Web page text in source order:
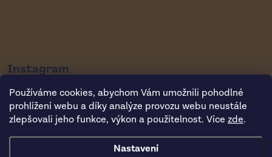
Používáme cookies, abychom Vám umožnili pohodlné
prohlížení webu a díky analýze provozu webu neustále
zlepšovali jeho funkce, výkon a použitelnost. Více zde.
Nastavení
Instagram